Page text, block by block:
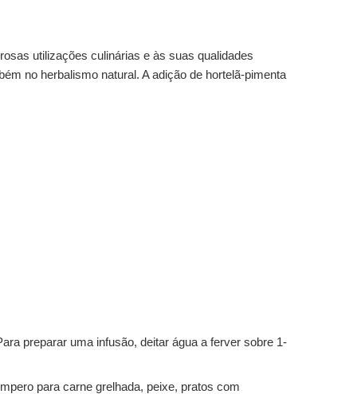
utilizações culinárias e às suas qualidades
no herbalismo natural. A adição de hortelã-pimenta
preparar uma infusão, deitar água a ferver sobre 1-
para carne grelhada, peixe, pratos com